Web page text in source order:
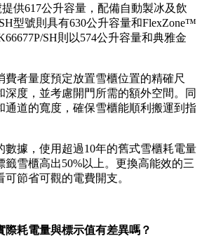
提供617公升容量，配備自動製冰及飲
型號則具有630公升容量和FlexZone™
SH則以574公升容量和典雅金
費者量度預定放置雪櫃位置的精確尺
深度，並考慮開門所需的額外空間。同
通道的寬度，確保雪櫃能順利搬運到指
數據，使用超過10年的舊式雪櫃耗電量
籤雪櫃高出50%以上。更換高能效的三
節省可觀的電費開支。
際耗電量與標示值有差異嗎？